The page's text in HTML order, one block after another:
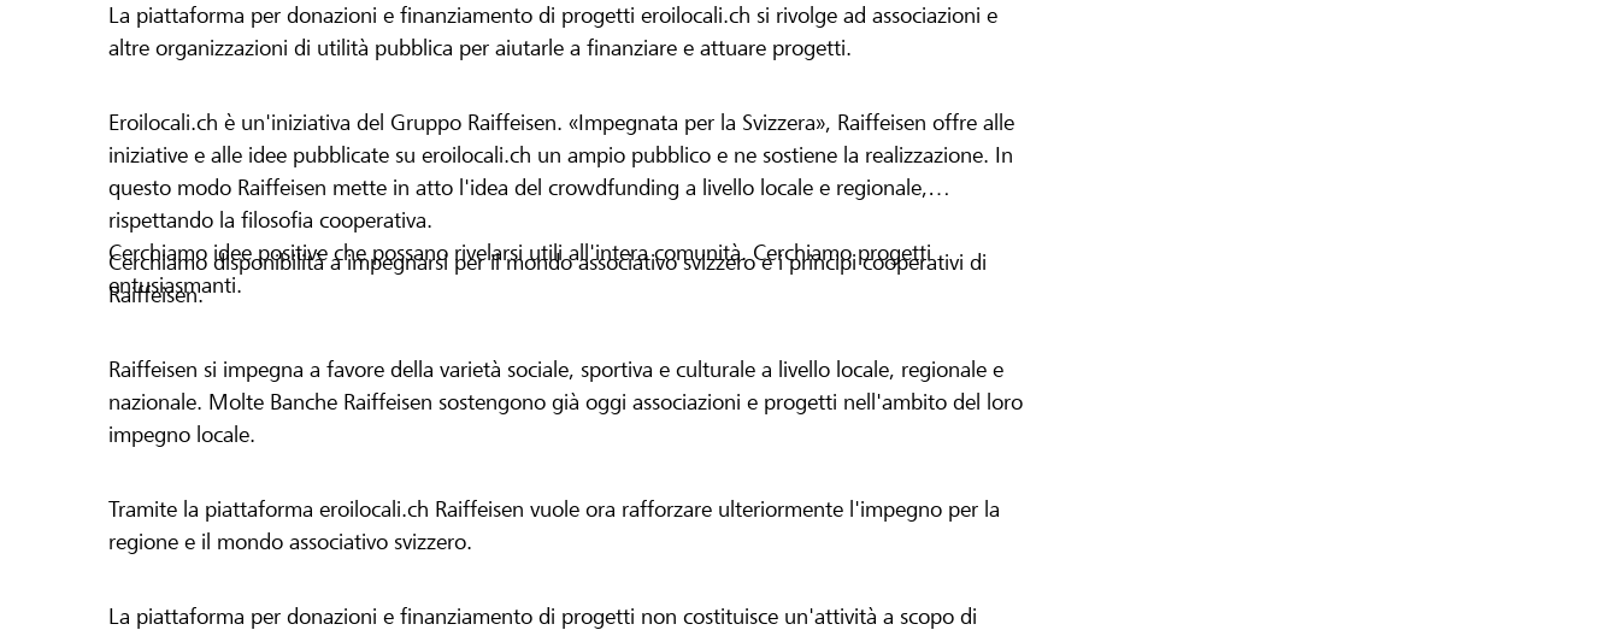
La piattaforma per donazioni e finanziamento di progetti eroilocali.ch si rivolge ad associazioni e
altre organizzazioni di utilità pubblica per aiutarle a finanziare e attuare progetti.
Eroilocali.ch è un'iniziativa del Gruppo Raiffeisen. «Impegnata per la Svizzera», Raiffeisen offre alle
iniziative e alle idee pubblicate su eroilocali.ch un ampio pubblico e ne sostiene la realizzazione. In
questo modo Raiffeisen mette in atto l'idea del crowdfunding a livello locale e regionale,
rispettando la filosofia cooperativa.
Cerchiamo idee positive che possano rivelarsi utili all'intera comunità. Cerchiamo progetti
entusiasmanti.
Cerchiamo disponibilità a impegnarsi per il mondo associativo svizzero e i principi cooperativi di
Raiffeisen.
Raiffeisen si impegna a favore della varietà sociale, sportiva e culturale a livello locale, regionale e
nazionale. Molte Banche Raiffeisen sostengono già oggi associazioni e progetti nell'ambito del loro
impegno locale.
Tramite la piattaforma eroilocali.ch Raiffeisen vuole ora rafforzare ulteriormente l'impegno per la
regione e il mondo associativo svizzero.
La piattaforma per donazioni e finanziamento di progetti non costituisce un'attività a scopo di